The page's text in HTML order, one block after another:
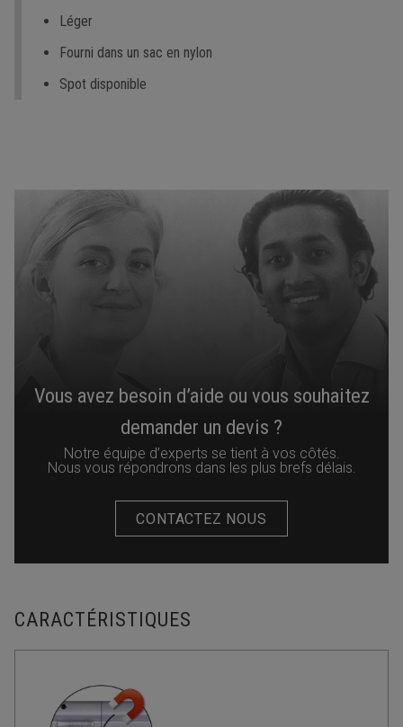
Léger
Fourni dans un sac en nylon
Spot disponible
Vous avez besoin d’aide ou vous souhaitez
demander un devis ?
Notre équipe d’experts se tient à vos côtés.
Nous vous répondrons dans les plus brefs délais.
CONTACTEZ NOUS
CARACTÉRISTIQUES